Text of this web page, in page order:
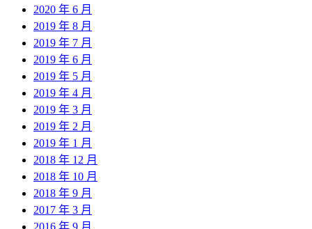
2020 年 6 月
2019 年 8 月
2019 年 7 月
2019 年 6 月
2019 年 5 月
2019 年 4 月
2019 年 3 月
2019 年 2 月
2019 年 1 月
2018 年 12 月
2018 年 10 月
2018 年 9 月
2017 年 3 月